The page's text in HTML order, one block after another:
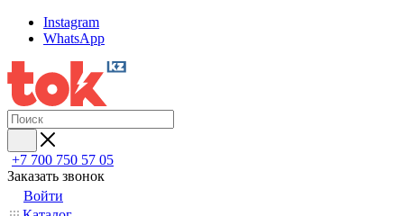
Instagram
WhatsApp
+7 700 750 57 05
Заказать звонок
Войти